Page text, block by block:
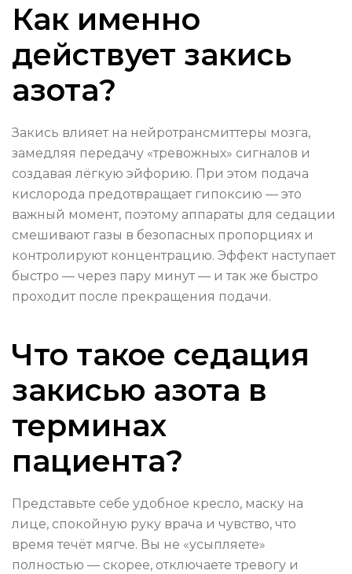
Как именно
действует закись
азота?
Закись влияет на нейротрансмиттеры мозга,
замедляя передачу «тревожных» сигналов и
создавая лёгкую эйфорию. При этом подача
кислорода предотвращает гипоксию — это
важный момент, поэтому аппараты для седации
смешивают газы в безопасных пропорциях и
контролируют концентрацию. Эффект наступает
быстро — через пару минут — и так же быстро
проходит после прекращения подачи.
Что такое седация
закисью азота в
терминах
пациента?
Представьте себе удобное кресло, маску на
лице, спокойную руку врача и чувство, что
время течёт мягче. Вы не «усыпляете»
полностью — скорее, отключаете тревогу и